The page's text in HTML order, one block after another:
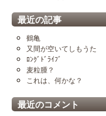
最近の記事
鶴亀
又間が空いてしもうた
ﾛﾝｸﾞﾄﾞﾗｲﾌﾞ
麦粒腫？
これは、何かな？
最近のコメント